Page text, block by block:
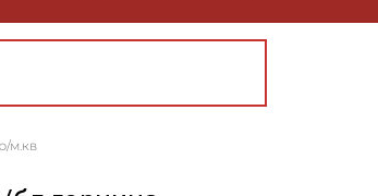
м.кв